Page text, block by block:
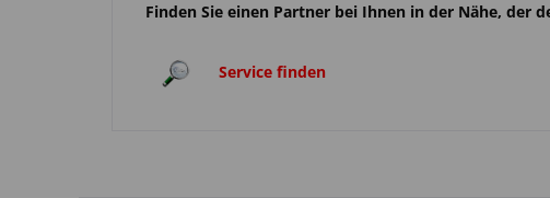
Finden Sie einen Partner bei Ihnen in der Nähe, der
Service finden